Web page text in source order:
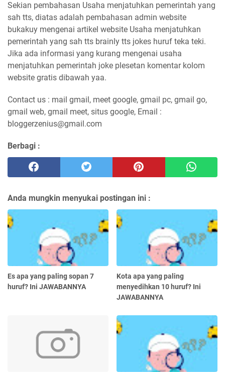
Sekian pembahasan Usaha menjatuhkan pemerintah yang
sah tts, diatas adalah pembahasan admin website
bukakuy mengenai artikel website Usaha menjatuhkan
pemerintah yang sah tts brainly tts jokes huruf teka teki.
Jika ada informasi yang kurang mengenai usaha
menjatuhkan pemerintah joke plesetan komentar kolom
website gratis dibawah yaa.
Contact us : mail gmail, meet google, gmail pc, gmail go,
gmail web, gmail meet, situs google, Email :
bloggerzenius@gmail.com
Berbagi :
Anda mungkin menyukai postingan ini :
Es apa yang paling sopan 7
huruf? Ini JAWABANNYA
Kota apa yang paling
menyedihkan 10 huruf? Ini
JAWABANNYA